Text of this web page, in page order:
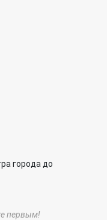
города до
первым!